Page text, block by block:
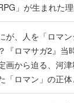
」が生まれた
が、人を「ロマ
『ロマサガ2』当
画から迫る、河
「ロマン」の正